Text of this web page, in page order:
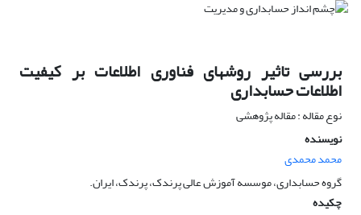
بررسی تاثیر روشهای فناوری اطلاعات بر کیفیت
اطلاعات حسابداری
نوع مقاله : مقاله پژوهشی
نویسنده
محمد محمدی
گروه حسابداری، موسسه آموزش عالی پرندک، پرندک، ایران.
چکیده